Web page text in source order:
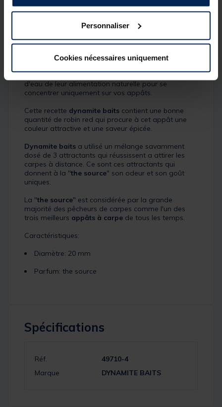
Personnaliser
Cookies nécessaires uniquement
En effet, celles-ci ont besoin de trouver dans leurs
ressources alimentaires un maximum de protéines.
dynamite baitsest à l’origine de prises record
capable de détourner tous les poissons d'un plan
d'eau de leur alimentation naturelle pour se
concentrer uniquement sur vos appâts.
Cette recette dynamite baits contient une bonne
quantité de robin red qui procure à cet appât une
couleur attractive et une saveur épicée.
Dynamite baits a utilisé un mélange savamment
dosé de 3 attractants qui réussissent a attirer les
carpes à distance. Ce sont ces attractants qui
donnent à la "the source" son odeur et son goût
uniques.
La "the source" est considérée par la grande
majorité des pêcheurs de carpes comme l'un des
trois meilleurs appâts à carpe de tous les temps.
Caractéristiques:
Diamètre: 20 mm
Parfum: the source
Spécifications
Réf.
49710-4
Marque
DYNAMITE BAITS